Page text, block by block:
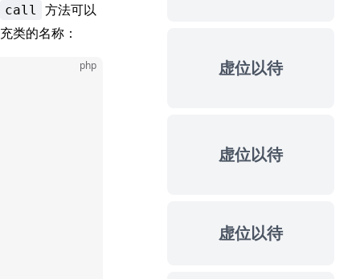
虚位以待
虚位以待
虚位以待
call
方法可以
类的名称：
php